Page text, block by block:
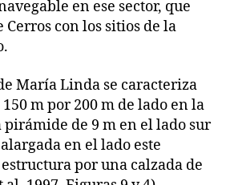
en ese sector, que
Cerros con los sitios de la
María Linda se caracteriza
m por 200 m de lado en la
de 9 m en el lado sur
en el lado este
por una calzada de